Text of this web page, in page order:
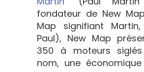
fondateur de New Map
Map signifiant Martin,
Paul), New Map
350 à moteurs
nom, une